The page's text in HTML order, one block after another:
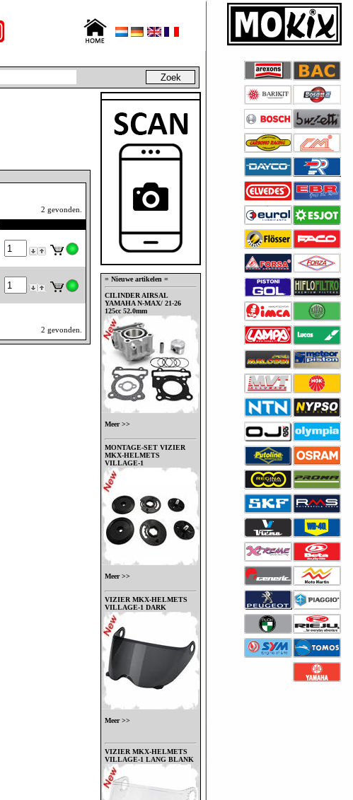
2 gevonden.
2 gevonden.
= Nieuwe artikelen =
CILINDER AIRSAL
YAMAHA N-MAX/ 21-26
125cc 52.0mm
Meer >>
MONTAGE-SET VIZIER
MKX-HELMETS
VILLAGE-1
Meer >>
VIZIER MKX-HELMETS
VILLAGE-1 DARK
Meer >>
VIZIER MKX-HELMETS
VILLAGE-1 LANG BLANK